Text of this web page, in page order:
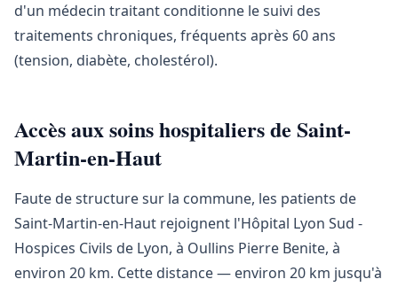
d'un médecin traitant conditionne le suivi des
traitements chroniques, fréquents après 60 ans
(tension, diabète, cholestérol).
Accès aux soins hospitaliers de Saint-
Martin-en-Haut
Faute de structure sur la commune, les patients de
Saint-Martin-en-Haut rejoignent l'Hôpital Lyon Sud -
Hospices Civils de Lyon, à Oullins Pierre Benite, à
environ 20 km. Cette distance — environ 20 km jusqu'à